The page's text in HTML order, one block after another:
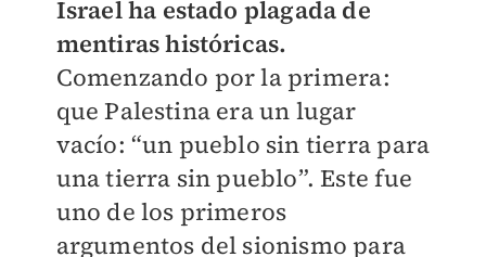
Israel ha estado plagada de
mentiras históricas.
Comenzando por la primera:
que Palestina era un lugar
vacío: “un pueblo sin tierra para
una tierra sin pueblo”. Este fue
uno de los primeros
argumentos del sionismo para